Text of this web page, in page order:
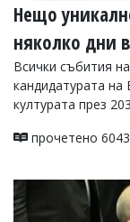
Нещо
няколко дни
Всички събития
кандидатурата на
културата през
прочетено